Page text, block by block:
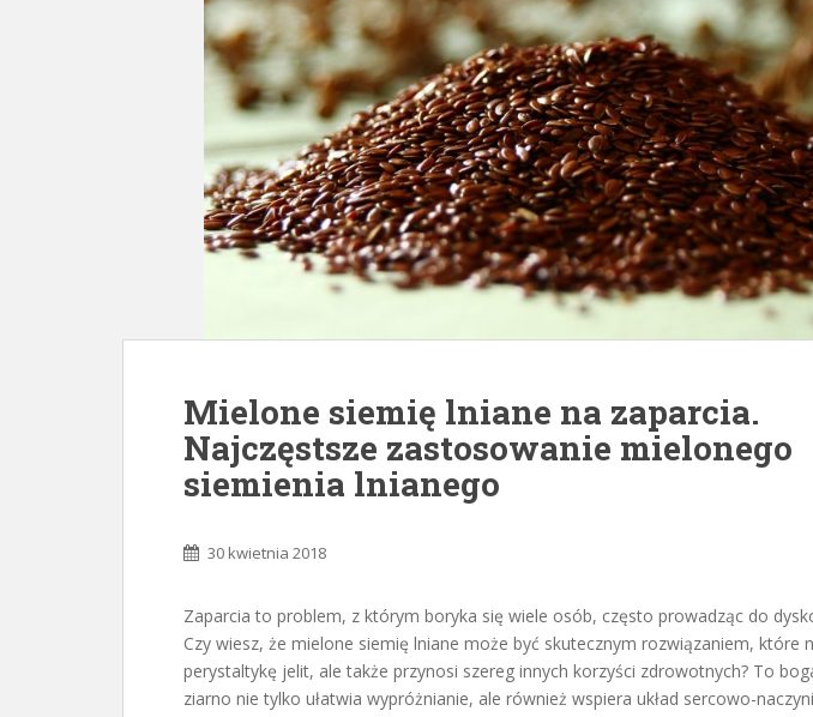
Mielone siemię lniane na zaparcia.
Najczęstsze zastosowanie mielonego
siemienia lnianego
30 kwietnia 2018
Zaparcia to problem, z którym boryka się wiele osób, często prowadząc do
Czy wiesz, że mielone siemię lniane może być skutecznym rozwiązaniem, które
perystaltykę jelit, ale także przynosi szereg innych korzyści zdrowotnych? To
ziarno nie tylko ułatwia wypróżnianie, ale również wspiera układ sercowo-